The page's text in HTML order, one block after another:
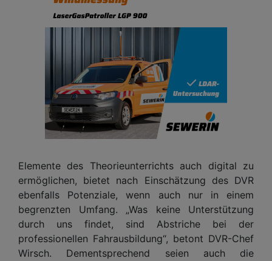
Elemente des Theorieunterrichts auch digital zu
ermöglichen, bietet nach Einschätzung des DVR
ebenfalls Potenziale, wenn auch nur in einem
begrenzten Umfang. „Was keine Unterstützung
durch uns findet, sind Abstriche bei der
professionellen Fahrausbildung“, betont DVR-Chef
Wirsch. Dementsprechend seien auch die